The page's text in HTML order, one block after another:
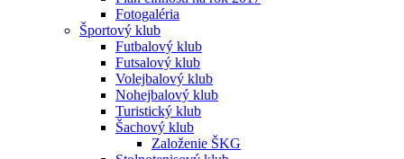
Fotogaléria
Športový klub
Futbalový klub
Futsalový klub
Volejbalový klub
Nohejbalový klub
Turistický klub
Šachový klub
Založenie ŠKG